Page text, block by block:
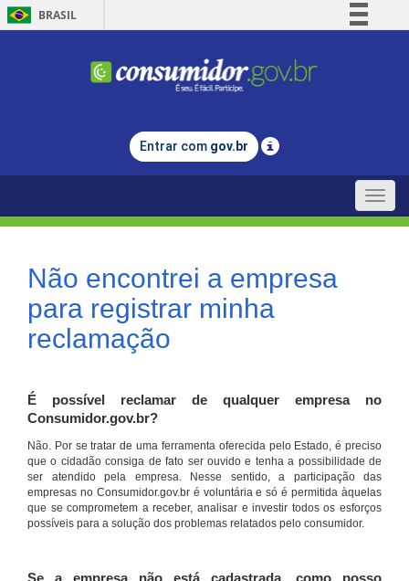
BRASIL
Comunica BR
Legislação
Entrar com gov.br
Toggle
Não encontrei a empresa
para registrar minha
reclamação
É possível reclamar de qualquer empresa no
Consumidor.gov.br?
Não. Por se tratar de uma ferramenta oferecida pelo Estado, é preciso
que o cidadão consiga de fato ser ouvido e tenha a possibilidade de
ser atendido pela empresa. Nesse sentido, a participação das
empresas no Consumidor.gov.br é voluntária e só é permitida àquelas
que se comprometem a receber, analisar e investir todos os esforços
possíveis para a solução dos problemas relatados pelo consumidor.